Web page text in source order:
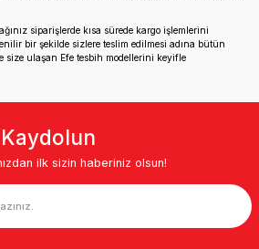
siparişlerde kısa sürede kargo işlemlerini
bir şekilde sizlere teslim edilmesi adına bütün
size ulaşan Efe tesbih modellerini keyifle
ilk sizin haberiniz olsun!